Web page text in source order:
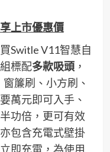
上市優惠價
Switle V11智慧自
標配多款吸頭，
簾刷、小方刷、
萬元即可入手、
功倍，更可有效
包含充電式壁掛
即充電，為使用